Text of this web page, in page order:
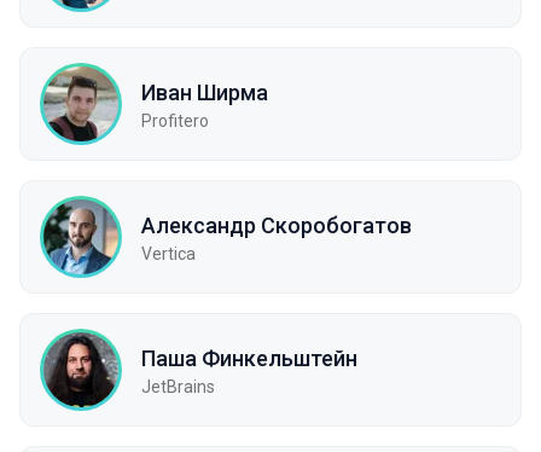
Иван Ширма
Profitero
Александр Скоробогатов
Vertica
Паша Финкельштейн
JetBrains